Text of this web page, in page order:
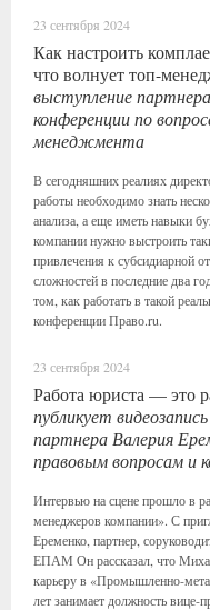
23 сентября 2024
Как настроить
что волнует топ-
выступление
конференции по
менеджмента
В сегодняшних реалиях
работы необходимо знать
анализа, а еще иметь навыки
компании нужно выстроить
привлечения к субсидиарной
сложностей в последние два
том, как работать в такой
конференции Право.ru.
23 сентября 2024
Работа юриста — это
публикует
партнера Валерия
правовым вопросам и
Интервью на сцене прошло в
менеджеров компании». С
Еременко, партнер,
ЕПАМ Он рассказал, что
карьеру в «Промышленно-
лет занимает должность